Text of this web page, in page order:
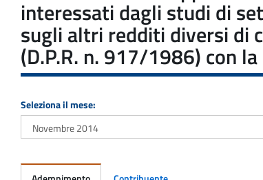
interessati dagli studi di
sugli altri redditi diversi di
(D.P.R. n. 917/1986) con
Seleziona il mese: